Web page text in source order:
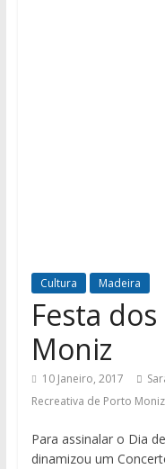
Cultura Madeira
Festa
Moniz
10 Janeiro, 2017
Recreativa de Porto Moniz
Para assinalar o Dia
dinamizou um